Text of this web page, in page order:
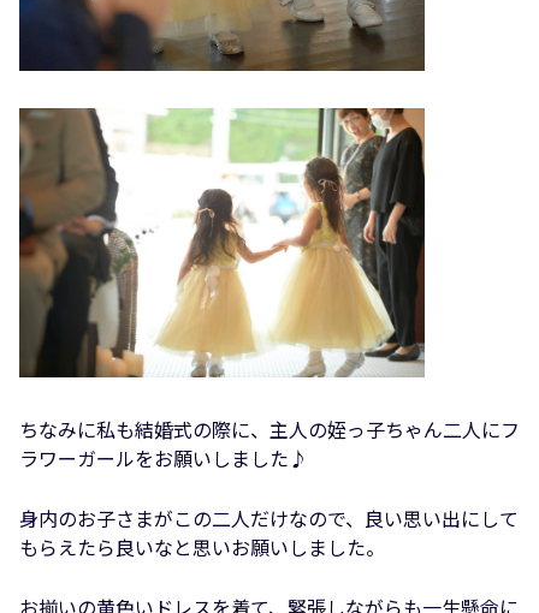
ちなみに私も結婚式の際に、主人の姪っ子ちゃん二人にフ
ラワーガールをお願いしました♪
身内のお子さまがこの二人だけなので、良い思い出にして
もらえたら良いなと思いお願いしました。
お揃いの黄色いドレスを着て、緊張しながらも一生懸命に